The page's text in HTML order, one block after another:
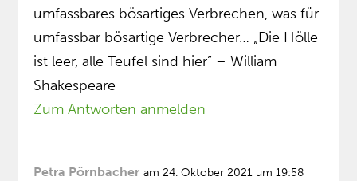
umfassbares bösartiges Verbrechen, was für
umfassbar bösartige Verbrecher… „Die Hölle
ist leer, alle Teufel sind hier” – William
Shakespeare
Zum Antworten anmelden
Petra Pörnbacher am 24. Oktober 2021 um 19:58